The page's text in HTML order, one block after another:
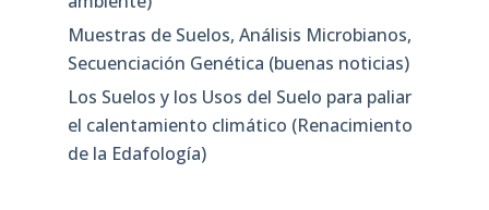
Muestras de Suelos, Análisis Microbianos,
Secuenciación Genética (buenas noticias)
Los Suelos y los Usos del Suelo para paliar
el calentamiento climático (Renacimiento
de la Edafología)